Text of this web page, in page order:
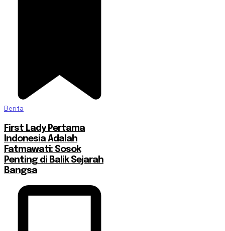
Berita
First Lady Pertama
Indonesia Adalah
Fatmawati: Sosok
Penting di Balik Sejarah
Bangsa